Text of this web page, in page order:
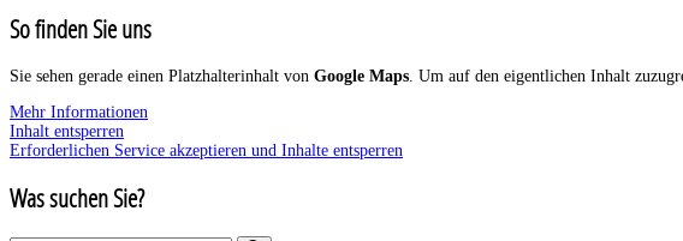
So finden Sie uns
Sie sehen gerade einen Platzhalterinhalt von Google Maps . Um auf den eigentlichen Inhalt
Mehr Informationen
Inhalt entsperren
Erforderlichen Service akzeptieren und Inhalte entsperren
Was suchen Sie?